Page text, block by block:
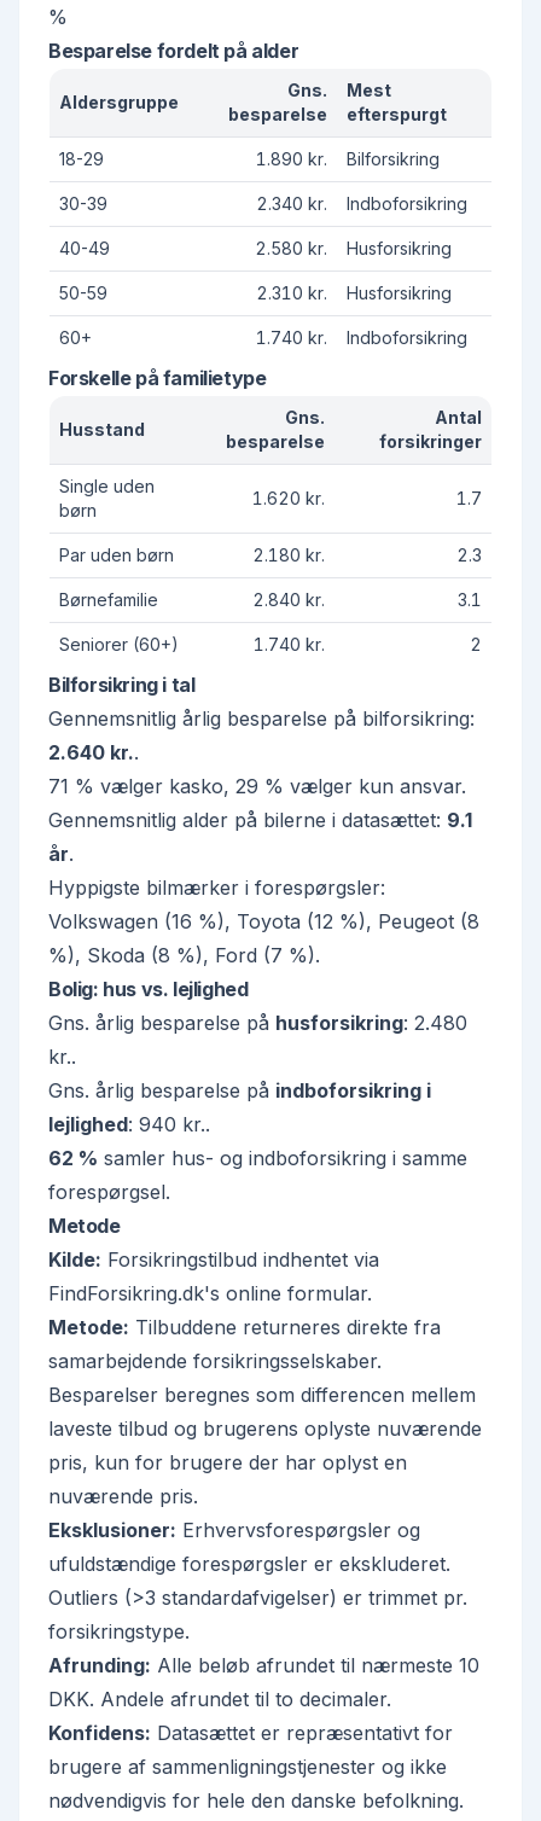
%
Besparelse fordelt på alder
Aldersgruppe
Gns.
besparelse
Mest
efterspurgt
18-29 1.890 kr. Bilforsikring
30-39 2.340 kr. Indboforsikring
40-49 2.580 kr. Husforsikring
50-59 2.310 kr. Husforsikring
60+ 1.740 kr. Indboforsikring
Forskelle på familietype
Husstand
Gns.
besparelse
Antal
forsikringer
Single uden
børn
1.620 kr. 1.7
Par uden børn 2.180 kr. 2.3
Børnefamilie 2.840 kr. 3.1
Seniorer (60+) 1.740 kr. 2
Bilforsikring i tal
Gennemsnitlig årlig besparelse på bilforsikring:
2.640 kr..
71 % vælger kasko, 29 % vælger kun ansvar.
Gennemsnitlig alder på bilerne i datasættet: 9.1
år.
Hyppigste bilmærker i forespørgsler:
Volkswagen (16 %), Toyota (12 %), Peugeot (8
%), Skoda (8 %), Ford (7 %).
Bolig: hus vs. lejlighed
Gns. årlig besparelse på husforsikring: 2.480
kr..
Gns. årlig besparelse på indboforsikring i
lejlighed: 940 kr..
62 % samler hus- og indboforsikring i samme
forespørgsel.
Metode
Kilde: Forsikringstilbud indhentet via
FindForsikring.dk's online formular.
Metode: Tilbuddene returneres direkte fra
samarbejdende forsikringsselskaber.
Besparelser beregnes som differencen mellem
laveste tilbud og brugerens oplyste nuværende
pris, kun for brugere der har oplyst en
nuværende pris.
Eksklusioner: Erhvervsforespørgsler og
ufuldstændige forespørgsler er ekskluderet.
Outliers (>3 standardafvigelser) er trimmet pr.
forsikringstype.
Afrunding: Alle beløb afrundet til nærmeste 10
DKK. Andele afrundet til to decimaler.
Konfidens: Datasættet er repræsentativt for
brugere af sammenligningstjenester og ikke
nødvendigvis for hele den danske befolkning.